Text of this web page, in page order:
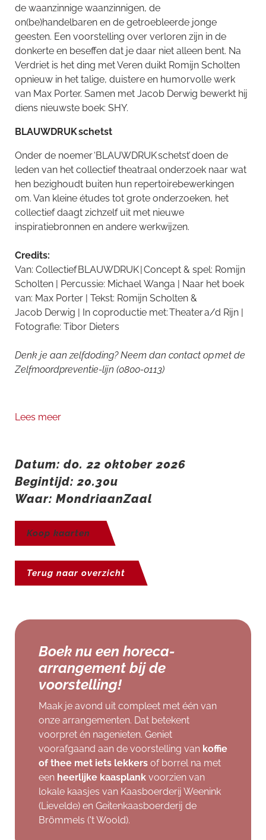
de waanzinnige waanzinnigen, de
on(be)handelbaren en de getroebleerde jonge
geesten. Een voorstelling over verloren zijn in de
donkerte en beseffen dat je daar niet alleen bent. Na
Verdriet is het ding met Veren duikt Romijn Scholten
opnieuw in het talige, duistere en humorvolle werk
van Max Porter. Samen met Jacob Derwig bewerkt hij
diens nieuwste boek: SHY.
BLAUWDRUK schetst
Onder de noemer‘BLAUWDRUKschetst’ doen de
leden van het collectief theatraal onderzoek naar wat
hen bezighoudt buiten hun repertoirebewerkingen
om. Van kleine études tot grote onderzoeken, het
collectief daagt zichzelf uit met nieuwe
inspiratiebronnen en andere werkwijzen.
Credits:
Van: CollectiefBLAUWDRUK| Concept & spel: Romijn
Scholten | Percussie: Michael Wanga | Naar het boek
van: Max Porter | Tekst: Romijn Scholten &
Jacob Derwig | In coproductie met: Theater a/d Rijn |
Fotografie: Tibor Dieters
Denk je aan zelfdoding? Neem dan contact op met de
Zelfmoordpreventie-lijn (0800-0113)
Lees meer
Datum: do. 22 oktober 2026
Begintijd: 20.30u
Waar: MondriaanZaal
Koop kaarten
Terug naar overzicht
Boek nu een horeca-
arrangement bij de
voorstelling!
Maak je avond uit compleet met één van
onze arrangementen. Dat betekent
voorpret én nagenieten. Geniet
voorafgaand aan de voorstelling van koffie
of thee met iets lekkers of borrel na met
een heerlijke kaasplank voorzien van
lokale kaasjes van Kaasboerderij Weenink
(Lievelde) en Geitenkaasboerderij de
Brömmels ('t Woold).